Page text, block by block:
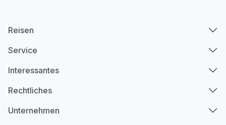
Reisen
Service
Interessantes
Rechtliches
Unternehmen